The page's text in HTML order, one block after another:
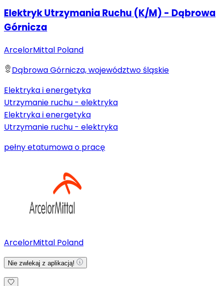
Elektryk Utrzymania Ruchu (K/M) - Dąbrowa
Górnicza
ArcelorMittal Poland
Dąbrowa Górnicza, województwo śląskie
Elektryka i energetyka
Utrzymanie ruchu - elektryka
Elektryka i energetyka
Utrzymanie ruchu - elektryka
pełny etatumowa o pracę
ArcelorMittal Poland
Nie zwlekaj z aplikacją!